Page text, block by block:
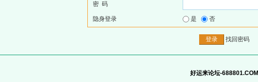
密 码
隐身登录 是 否
找回密码
好运来论坛-688801.COM